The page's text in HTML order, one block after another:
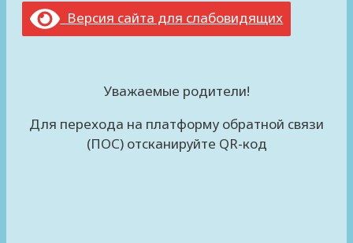
Версия сайта для слабовидящих
Уважаемые родители!
Для перехода на платформу обратной связи
(ПОС) отсканируйте QR-код